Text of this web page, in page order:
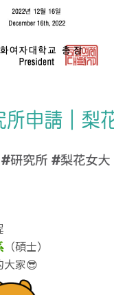
（碩士）
大家😎